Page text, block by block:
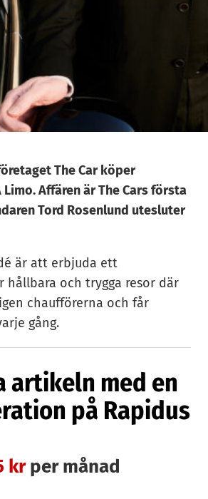
The Car köper
Affären är The Cars första
Tord Rosenlund utesluter
är att erbjuda ett
hållbara och trygga resor där
chaufförerna och får
gång.
i Skåne. Nu har The Car
ett bolag med 20-talet
Köpeskillingen är inget The Cars
han säger:
artikeln med en
på Rapidus
krper månad